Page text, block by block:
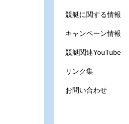
競艇に関する情報
キャンペーン情報
競艇関連YouTube
リンク集
お問い合わせ